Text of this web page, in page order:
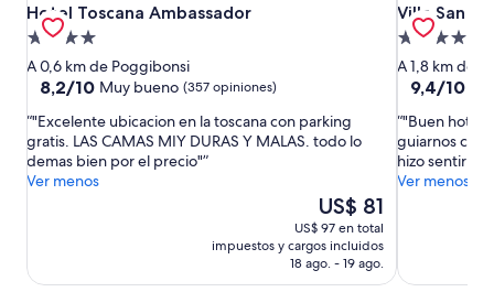
Hotel Toscana Ambassador
Hotel Toscana Ambassador
Propiedad
de
4.0
A 0,6 km de Poggibonsi
8.2
10,
Muy
bueno,
(357
8,2/10 Muy bueno (357 opiniones)
"Excelente ubicacion en la toscana con parking
gratis. LAS CAMAS MIY DURAS Y MALAS. todo lo
demas bien por el precio"
Ver menos
El
precio
actual
es
de
US$ 81
US$ 97 en total
impuestos y cargos incluidos
18 ago. - 19 ago.
Villa San
Villa San
Propiedad
de
4.0
A 1,8 km de
9.4
10,
(352
opiniones)
9,4/10
"Buen hotel,
guiarnos con
hizo sentir
Ver menos